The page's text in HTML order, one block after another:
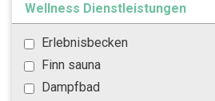
Wellness Dienstleistungen
Erlebnisbecken
Finn sauna
Dampfbad